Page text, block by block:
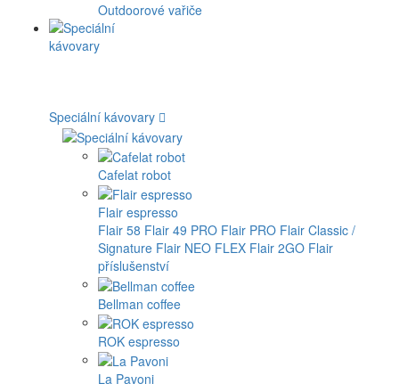
Outdoorové vařiče
Speciální kávovary
Cafelat robot
Flair espresso
Flair 58 Flair 49 PRO Flair PRO Flair Classic /
Signature Flair NEO FLEX Flair 2GO Flair
příslušenství
Bellman coffee
ROK espresso
La Pavoni